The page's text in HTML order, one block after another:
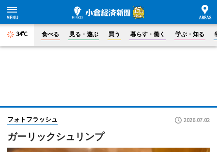
34°C 食べる 見る・遊ぶ 買う 暮らす・働く 学ぶ・知る
フォトフラッシュ 2026.07.02
ガーリックシュリンプ